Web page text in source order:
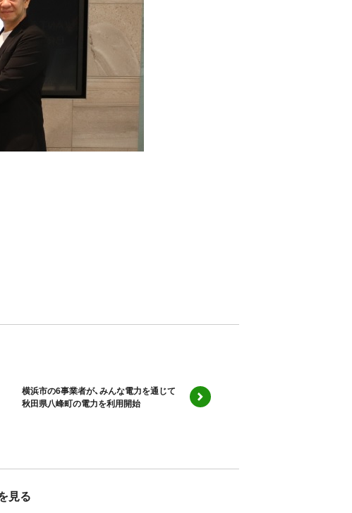
横浜市の6事業者が、みんな電力を通じて
秋田県八峰町の電力を利用開始
見る